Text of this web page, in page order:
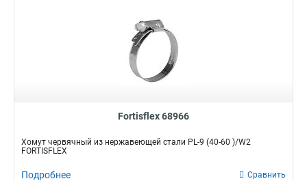
Fortisflex 68966
Хомут червячный из нержавеющей стали PL-9 (40-60 )/W2
FORTISFLEX
Подробнее Сравнить